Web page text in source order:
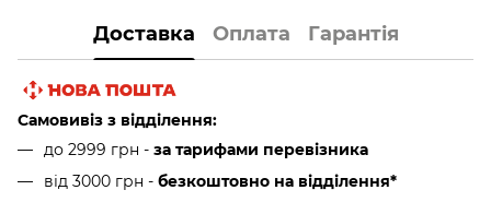
Доставка Оплата Гарантія
Самовивіз з відділення:
до 2999 грн - за тарифами перевізника
від 3000 грн - безкоштовно на відділення*